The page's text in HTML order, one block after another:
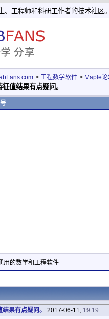
、工程师和科研工作者的技术社区
> 工程数学软件 > Maple
值结果有点疑问。
用的数学和工程软件
果有点疑问。 2017-06-11, 19:19